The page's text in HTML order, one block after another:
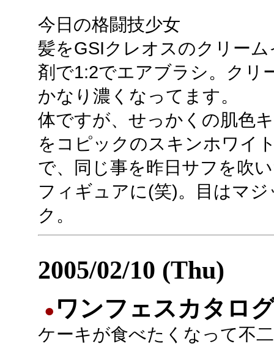
今日の格闘技少女
髪をGSIクレオスのクリー
剤で1:2でエアブラシ。クリ
かなり濃くなってます。
体ですが、せっかくの肌色
をコピックのスキンホワイ
で、同じ事を昨日サフを吹
フィギュアに(笑)。目はマ
ク。
2005/02/10 (Thu)
● ワンフェスカタロ
ケーキが食べたくなって不